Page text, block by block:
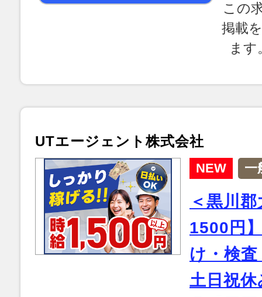
この
掲載
ま
UTエージェント株式会社
NEW 一
＜黒川
1500円
け・検
土日祝